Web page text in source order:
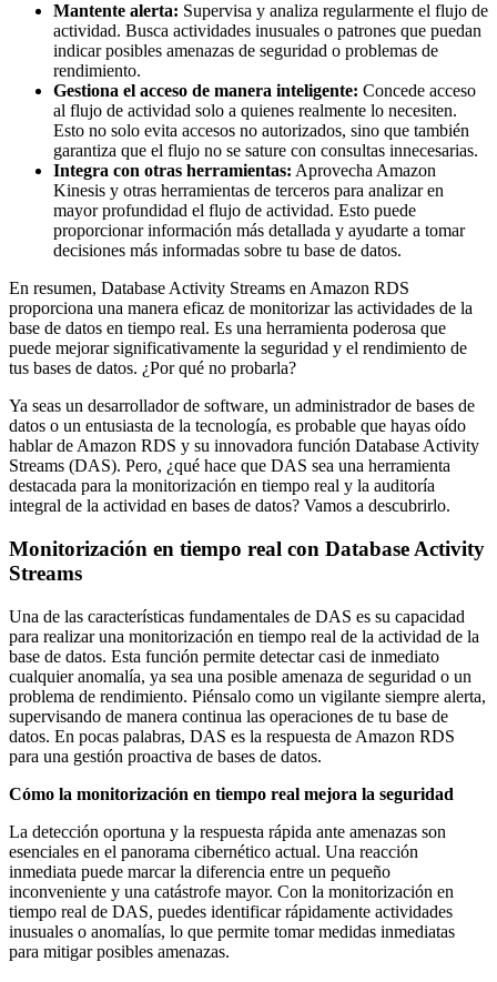
Mantente alerta: Supervisa y analiza regularmente el flujo de
actividad. Busca actividades inusuales o patrones que puedan
indicar posibles amenazas de seguridad o problemas de
rendimiento.
Gestiona el acceso de manera inteligente: Concede acceso
al flujo de actividad solo a quienes realmente lo necesiten.
Esto no solo evita accesos no autorizados, sino que también
garantiza que el flujo no se sature con consultas innecesarias.
Integra con otras herramientas: Aprovecha Amazon
Kinesis y otras herramientas de terceros para analizar en
mayor profundidad el flujo de actividad. Esto puede
proporcionar información más detallada y ayudarte a tomar
decisiones más informadas sobre tu base de datos.
En resumen, Database Activity Streams en Amazon RDS
proporciona una manera eficaz de monitorizar las actividades de la
base de datos en tiempo real. Es una herramienta poderosa que
puede mejorar significativamente la seguridad y el rendimiento de
tus bases de datos. ¿Por qué no probarla?
Ya seas un desarrollador de software, un administrador de bases de
datos o un entusiasta de la tecnología, es probable que hayas oído
hablar de Amazon RDS y su innovadora función Database Activity
Streams (DAS). Pero, ¿qué hace que DAS sea una herramienta
destacada para la monitorización en tiempo real y la auditoría
integral de la actividad en bases de datos? Vamos a descubrirlo.
Monitorización en tiempo real con Database Activity
Streams
Una de las características fundamentales de DAS es su capacidad
para realizar una monitorización en tiempo real de la actividad de la
base de datos. Esta función permite detectar casi de inmediato
cualquier anomalía, ya sea una posible amenaza de seguridad o un
problema de rendimiento. Piénsalo como un vigilante siempre alerta,
supervisando de manera continua las operaciones de tu base de
datos. En pocas palabras, DAS es la respuesta de Amazon RDS
para una gestión proactiva de bases de datos.
Cómo la monitorización en tiempo real mejora la seguridad
La detección oportuna y la respuesta rápida ante amenazas son
esenciales en el panorama cibernético actual. Una reacción
inmediata puede marcar la diferencia entre un pequeño
inconveniente y una catástrofe mayor. Con la monitorización en
tiempo real de DAS, puedes identificar rápidamente actividades
inusuales o anomalías, lo que permite tomar medidas inmediatas
para mitigar posibles amenazas.